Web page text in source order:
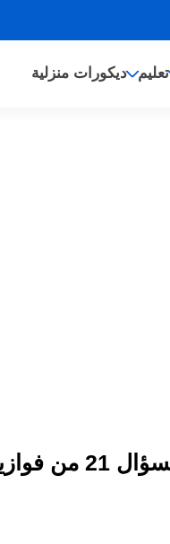
تعليم ديكورات منزلية
الويب سايت لشركة فريش.. ادخل علي